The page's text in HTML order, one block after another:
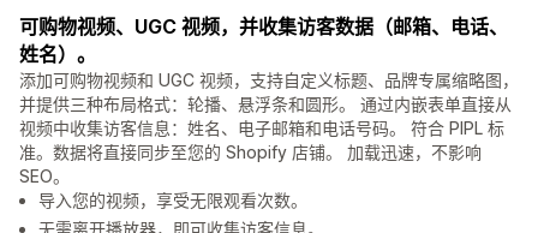
可购物视频、UGC 视频，并收集访客数据（邮箱、电话、
姓名）。
添加可购物视频和 UGC 视频，支持自定义标题、品牌专属缩略图，
并提供三种布局格式：轮播、悬浮条和圆形。 通过内嵌表单直接从
视频中收集访客信息：姓名、电子邮箱和电话号码。 符合 PIPL 标
准。数据将直接同步至您的 Shopify 店铺。 加载迅速，不影响
SEO。
导入您的视频，享受无限观看次数。